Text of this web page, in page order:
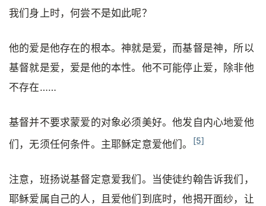
我们身上时，何尝不是如此呢？
他的爱是他存在的根本。神就是爱，而基督是神，所以
基督就是爱，爱是他的本性。他不可能停止爱，除非他
不存在……
基督并不要求蒙爱的对象必须美好。他发自内心地爱他
们，无须任何条件。主耶稣定意爱他们。[5]
注意，班扬说基督定意爱我们。当使徒约翰告诉我们，
耶稣爱属自己的人，且爱他们到底时，他揭开面纱，让